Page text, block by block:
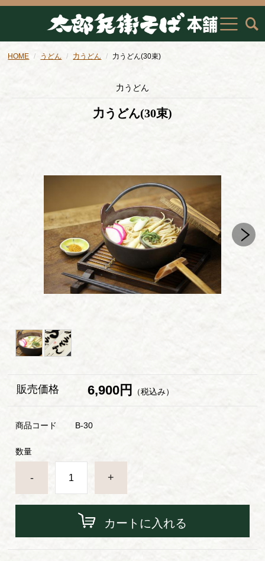
HOME うどん 力うどん 力うどん(30束)
力うどん
力うどん(30束)
販売価格 6,900円 （税込み）
商品コード B-30
数量
- +
カートに入れる